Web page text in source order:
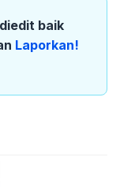
baik
Laporkan!